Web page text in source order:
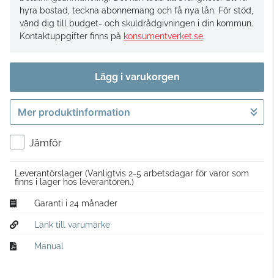
hyra bostad, teckna abonnemang och få nya lån. För stöd,
vänd dig till budget- och skuldrådgivningen i din kommun.
Kontaktuppgifter finns på konsumentverket.se.
Lägg i varukorgen
Gå till kassan
Mer produktinformation
Jämför
Leverantörslager (Vanligtvis 2-5 arbetsdagar för varor som
finns i lager hos leverantören.)
Garanti i 24 månader
Länk till varumärke
Manual